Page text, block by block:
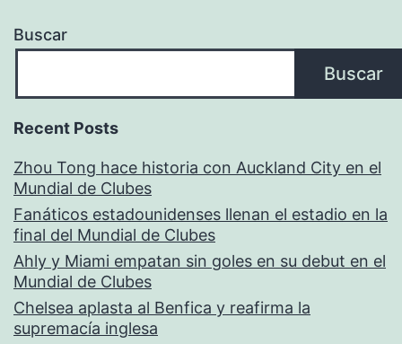
Buscar
Buscar
Recent Posts
Zhou Tong hace historia con Auckland City en el
Mundial de Clubes
Fanáticos estadounidenses llenan el estadio en la
final del Mundial de Clubes
Ahly y Miami empatan sin goles en su debut en el
Mundial de Clubes
Chelsea aplasta al Benfica y reafirma la
supremacía inglesa